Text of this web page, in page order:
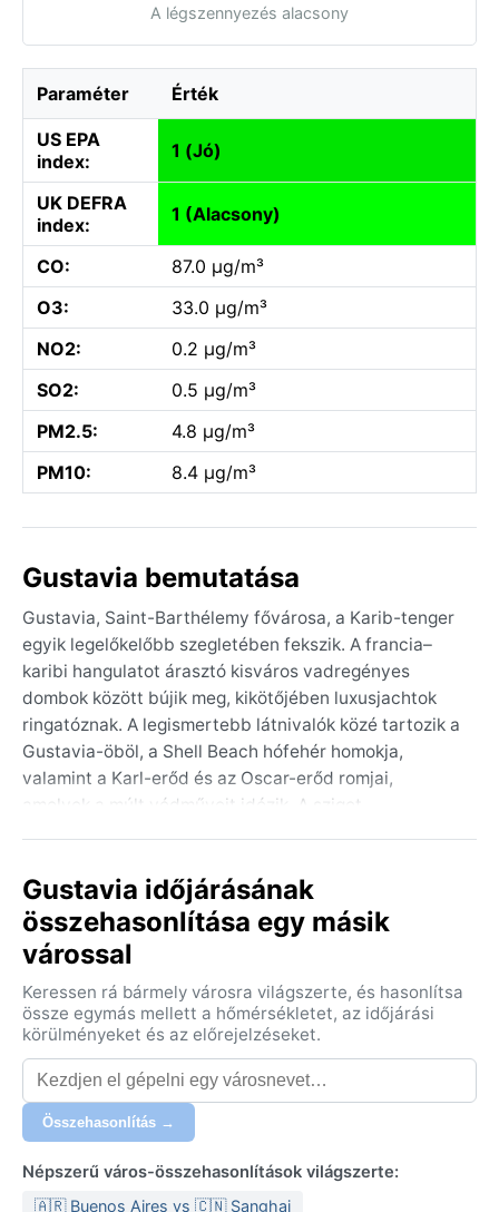
A légszennyezés alacsony
Paraméter Érték
US EPA
index:
1 (Jó)
UK DEFRA
index:
1 (Alacsony)
CO:
87.0 µg/m³
O3:
33.0 µg/m³
NO2:
0.2 µg/m³
SO2:
0.5 µg/m³
PM2.5:
4.8 µg/m³
PM10:
8.4 µg/m³
Gustavia bemutatása
Gustavia, Saint-Barthélemy fővárosa, a Karib-tenger
egyik legelőkelőbb szegletében fekszik. A francia–
karibi hangulatot árasztó kisváros vadregényes
dombok között bújik meg, kikötőjében luxusjachtok
ringatóznak. A legismertebb látnivalók közé tartozik a
Gustavia-öböl, a Shell Beach hófehér homokja,
valamint a Karl-erőd és az Oscar-erőd romjai,
amelyek a múlt védműveit idézik. A sziget
elegáns butikok, gourmet éttermek és nyugodt
hangulatú terek váltakoznak.
Éghajlata a Köppen-rendszer szerint Aw, azaz trópusi
nappali hőmérséklet 28–32 °C között mozog, az
éjszakák 24 °C körül alakulnak. A tél (december–
április) enyhébb, 26–29 °C-os maximumokkal, és jóval
szárazabb. A csapadék főként májustól novemberig
hullik, a leghevesebb záporok augusztustól októberig
fordulnak elő. A páratartalom egész évben magas, ám
a folyamatos passzátszelek enyhítik a hőséget. A
Gustavia időjárásának
összehasonlítása egy másik
várossal
Keressen rá bármely városra világszerte, és hasonlítsa
össze egymás mellett a hőmérsékletet, az időjárási
körülményeket és az előrejelzéseket.
Összehasonlítás →
Népszerű város-összehasonlítások világszerte:
🇦🇷 Buenos Aires vs 🇨🇳 Sanghaj